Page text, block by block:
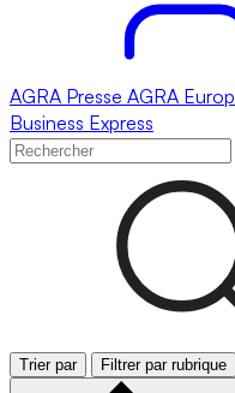
AGRA Presse AGRA
Business Express
Trier par Filtrer par rubrique